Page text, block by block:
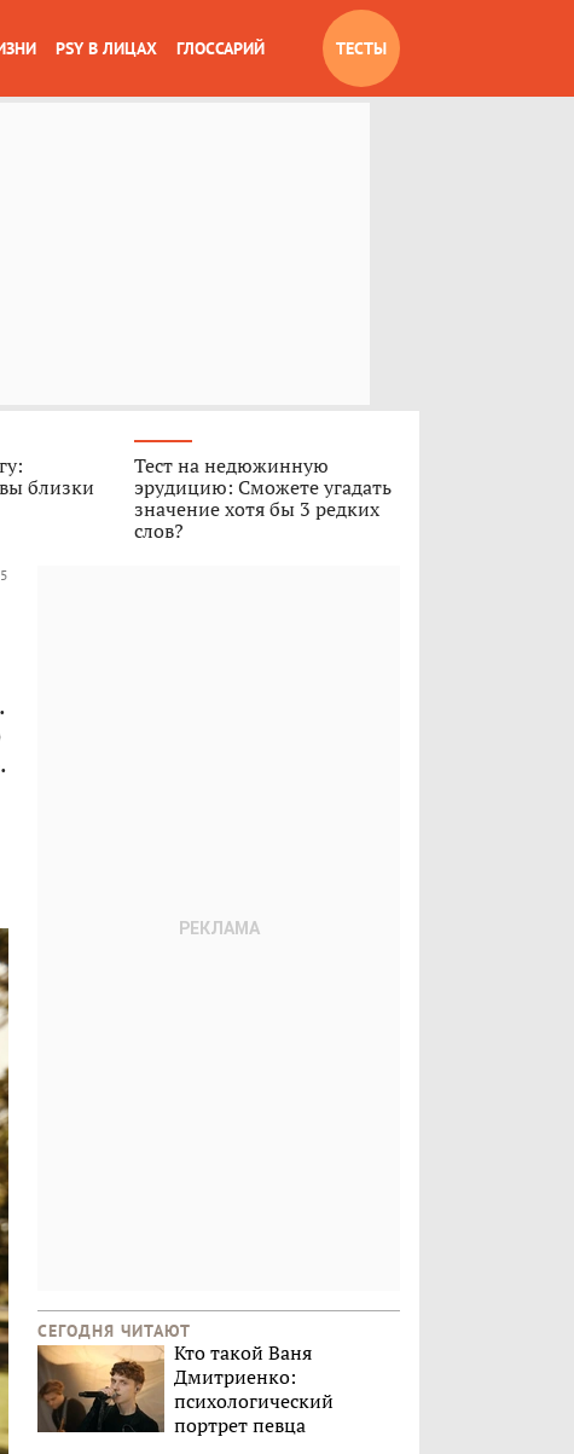
PSY В ЛИЦАХ ГЛОССАРИЙ ТЕСТЫ
близки
Тест на недюжинную
эрудицию: Сможете угадать
значение хотя бы 3 редких
слов?
СЕГОДНЯ ЧИТАЮТ
Кто такой Ваня
Дмитриенко:
психологический
портрет певца